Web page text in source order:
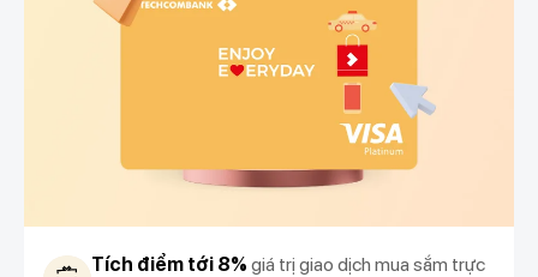
Tích điểm tới 8% giá trị giao dịch mua sắm trực